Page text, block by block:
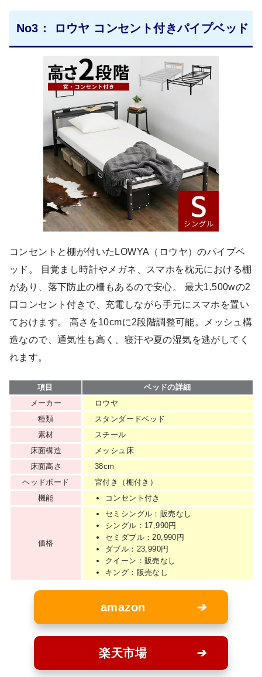
No3： ロウヤ コンセント付きパイプベッド
コンセントと棚が付いたLOWYA（ロウヤ）のパイプベ
ッド。 目覚まし時計やメガネ、スマホを枕元における棚
があり、落下防止の柵もあるので安心。 最大1,500wの2
口コンセント付きで、充電しながら手元にスマホを置い
ておけます。 高さを10cmに2段階調整可能。メッシュ構
造なので、通気性も高く、寝汗や夏の湿気を逃がしてく
れます。
項目
ベッドの詳細
メーカー
ロウヤ
種類
スタンダードベッド
素材
スチール
床面構造
メッシュ床
床面高さ
38cm
ヘッドボード
宮付き（棚付き）
機能
コンセント付き
価格
セミシングル：販売なし
シングル：17,990円
セミダブル：20,990円
ダブル：23,990円
クイーン：販売なし
キング：販売なし
amazon
楽天市場